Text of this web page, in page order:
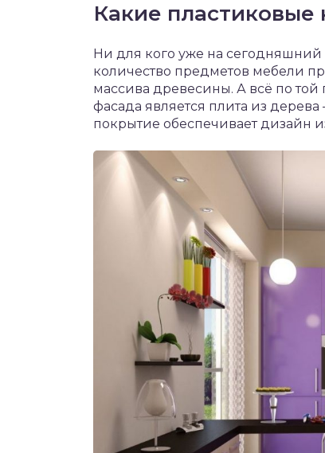
Какие пластиковые
Ни для кого уже на сегодняшний
количество предметов мебели
массива древесины. А всё по той
фасада является плита из
покрытие обеспечивает дизайн